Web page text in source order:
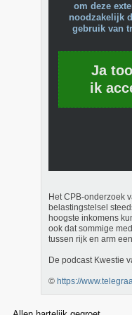
om deze
noodzakelijk
gebruik van
Ja
ik
Het CPB-onderzoek
belastingstelsel
hoogste inkomens
ook dat sommige
tussen rijk en arm
De podcast Kwestie
© https://